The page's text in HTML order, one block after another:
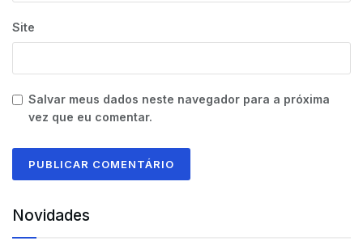
Site
Salvar meus dados neste navegador para a próxima
vez que eu comentar.
Novidades